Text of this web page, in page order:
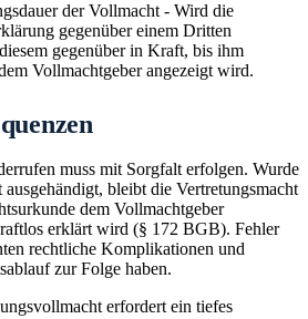
der Vollmacht - Wird die
gegenüber einem Dritten
gegenüber in Kraft, bis ihm
Vollmachtgeber angezeigt wird.
muss mit Sorgfalt erfolgen. Wurde
bleibt die Vertretungsmacht
dem Vollmachtgeber
erklärt wird (§ 172 BGB). Fehler
rechtliche Komplikationen und
zur Folge haben.
erfordert ein tiefes